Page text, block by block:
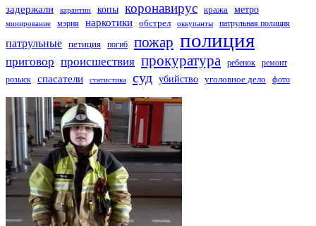
задержали карантин копы коронавирус кража метро
минирование мэрия наркотики обстрел оккупанты патрульная полиция
патрульные петиция погиб пожар полиция
приговор происшествия прокуратура ребенок
ремонт
розыск
спасатели статистика суд убийство уголовное дело фото